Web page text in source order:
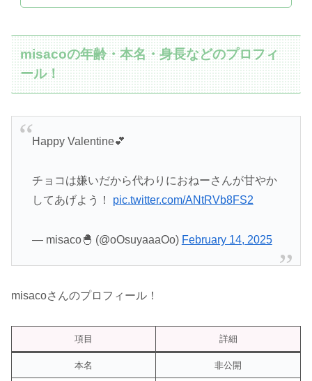
misacoの年齢・本名・身長などのプロフィ
ール！
Happy Valentine💕
チョコは嫌いだから代わりにおねーさんが甘やか
してあげよう！ pic.twitter.com/ANtRVb8FS2
— misaco🐣 (@oOsuyaaaOo) February 14, 2025
misacoさんのプロフィール！
項目 詳細
本名 非公開